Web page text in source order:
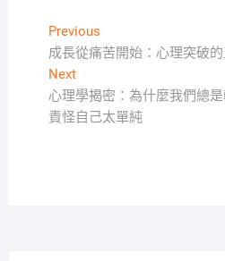
文
章
導
覽
PreviousPrevious
post:
成長從痛苦開始：心理突破
NextNext
post:
心理學揭密：為什麼我們總
責怪自己太單純